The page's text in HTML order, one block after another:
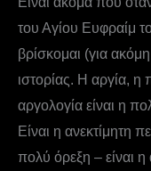
του Αγίου Ευφραίμ
βρίσκομαι (για
ιστορίας. Η αργία, η
αργολογία είναι η
Είναι η ανεκτίμητη
πολύ όρεξη – είναι